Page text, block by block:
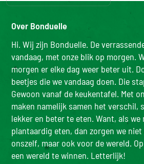
Over Bonduelle
Hi. Wij zijn Bonduelle. De
vandaag, met onze blik op morgen.
morgen er elke dag weer beter uit.
beetjes die we vandaag doen. Die
Gewoon vanaf de keukentafel. Met
maken namelijk samen het verschil,
lekker en beter te eten. Want, als we
plantaardig eten, dan zorgen we
onszelf, maar ook voor de wereld.
een wereld te winnen. Letterlijk!